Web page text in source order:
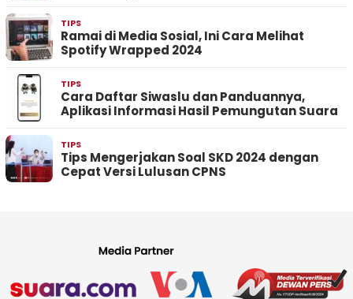
TIPS
Ramai di Media Sosial, Ini Cara Melihat
Spotify Wrapped 2024
TIPS
Cara Daftar Siwaslu dan Panduannya,
Aplikasi Informasi Hasil Pemungutan Suara
TIPS
Tips Mengerjakan Soal SKD 2024 dengan
Cepat Versi Lulusan CPNS